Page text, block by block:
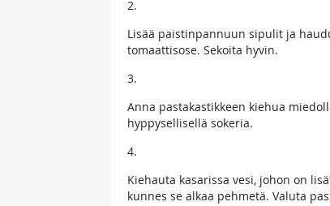
2.
Lisää paistinpannuun sipulit ja
tomaattisose. Sekoita hyvin.
3.
Anna pastakastikkeen kiehua
hyppysellisellä sokeria.
4.
Kiehauta kasarissa vesi, johon on
kunnes se alkaa pehmetä. Valuta